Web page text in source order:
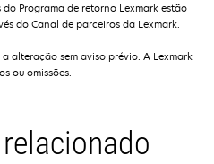
do Programa de retorno Lexmark estão
do Canal de parceiros da Lexmark.
alteração sem aviso prévio. A Lexmark
ou omissões.